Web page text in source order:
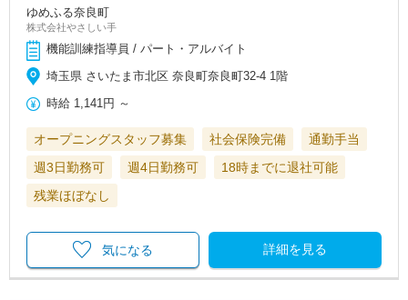
ゆめふる奈良町
株式会社やさしい手
機能訓練指導員 / パート・アルバイト
埼玉県 さいたま市北区 奈良町奈良町32-4 1階
時給 1,141円 ～
オープニングスタッフ募集 社会保険完備
通勤手当
週3日勤務可
週4日勤務可
18時までに退社可能
残業ほぼなし
詳細を見る
気になる